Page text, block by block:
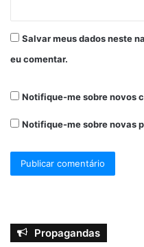
Salvar meus dados neste
eu comentar.
Notifique-me sobre novos
Notifique-me sobre novas
Propagandas